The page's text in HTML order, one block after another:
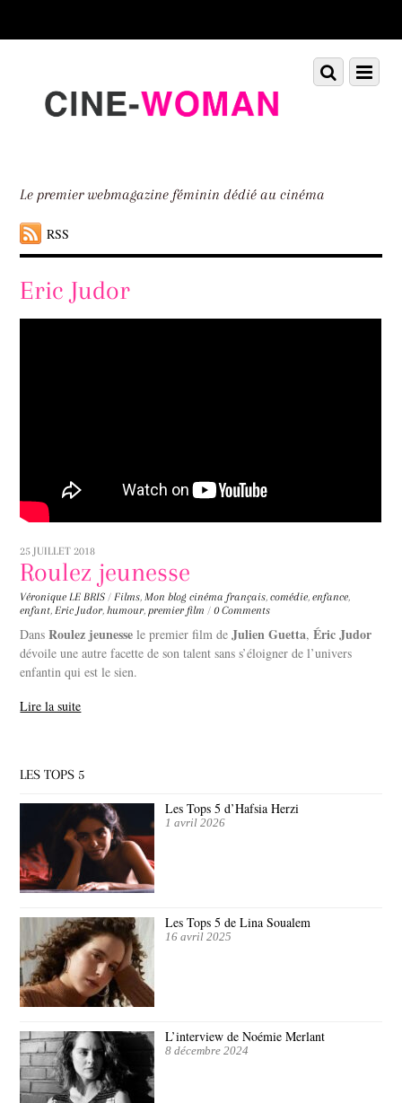
down
Le premier webmagazine féminin dédié au cinéma
RSS
Menu
Scroll
down
Eric Judor
25 JUILLET 2018
Roulez jeunesse
Véronique LE BRIS / Films,Mon blog cinéma français,comédie,enfance,
enfant,Eric Judor,humour,premier film / 0 Comments
DansRoulez jeunesse le premier film deJulien Guetta,Éric Judor
dévoile une autre facette de son talent sans s’éloigner de l’univers
enfantin qui est le sien.
Lire la suite
LES TOPS 5
Les Tops 5 d’Hafsia Herzi
1 avril 2026
Les Tops 5 de Lina Soualem
16 avril 2025
L’interview de Noémie Merlant
8 décembre 2024